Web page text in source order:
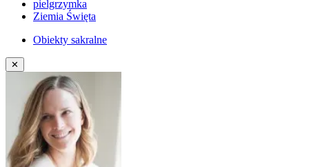
pielgrzymka
Ziemia Święta
Obiekty sakralne
✕